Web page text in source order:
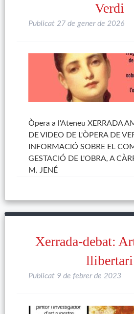
Verdi
Publicat 27 de gener de 2026
Òpera a l'Ateneu XERRADA
DE VIDEO DE L'ÒPERA DE
INFORMACIÓ SOBRE EL
GESTACIÓ DE L'OBRA, A
M. JENÉ
Xerrada-debat:
llibertari
Publicat 9 de febrer de 2023